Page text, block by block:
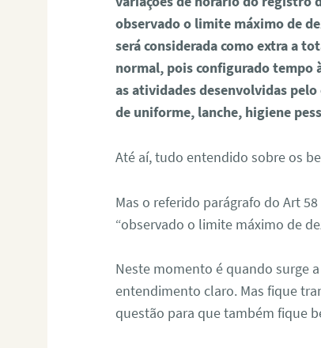
observado o limite máximo de
será considerada como extra a
normal, pois configurado tempo
as atividades desenvolvidas
de uniforme, lanche, higiene
Até aí, tudo entendido sobre os
Mas o referido parágrafo do Art
“observado o limite máximo de
Neste momento é quando surge
entendimento claro. Mas fique
questão para que também fique